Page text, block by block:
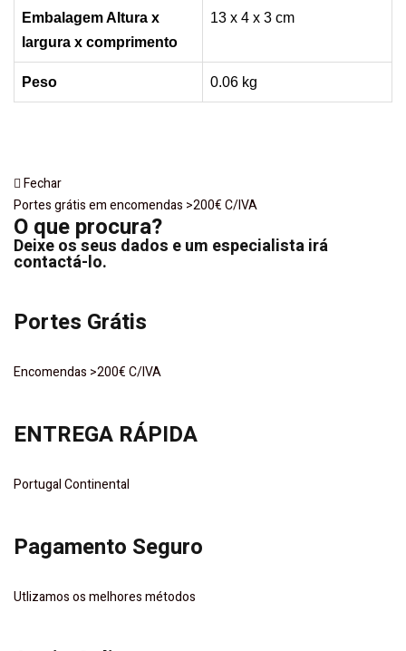
Embalagem Altura x
largura x comprimento
13 x 4 x 3 cm
Peso 0.06 kg
Fechar
Portes grátis em encomendas >200€ C/IVA
O que procura?
Deixe os seus dados e um especialista irá
contactá-lo.
Portes Grátis
Encomendas >200€ C/IVA
ENTREGA RÁPIDA
Portugal Continental
Pagamento Seguro
Utlizamos os melhores métodos